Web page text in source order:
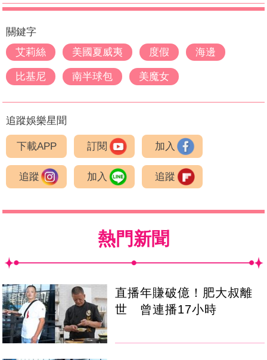
關鍵字
艾莉絲
美國夏威夷 度假 海邊
比基尼 南半球包 美魔女
追蹤娛樂星聞
下載APP 訂閱 加入
追蹤 加入 追蹤
熱門新聞
直播年賺破億！肥大叔離
世 曾連播17小時